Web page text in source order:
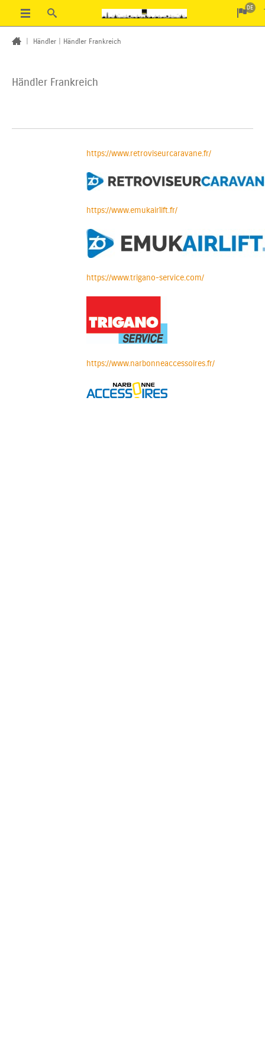
DE
Händler Händler Frankreich
Händler Frankreich
https://www.retroviseurcaravane.fr/
https://www.emukairlift.fr/
https://www.trigano-service.com/
https://www.narbonneaccessoires.fr/